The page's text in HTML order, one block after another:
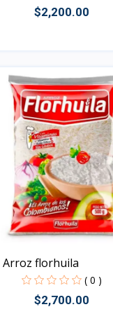
$2,200.00
Arroz florhuila
( 0 )
$2,700.00